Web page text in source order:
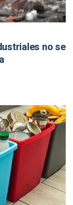
no se